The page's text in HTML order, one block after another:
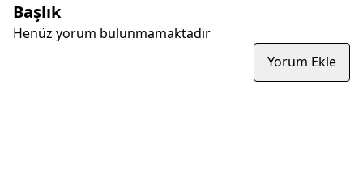
Başlık
Henüz yorum bulunmamaktadır
Yorum Ekle